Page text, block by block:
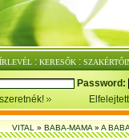
: KERESŐK :
Password:
VITAL»BABA-MAMA»A